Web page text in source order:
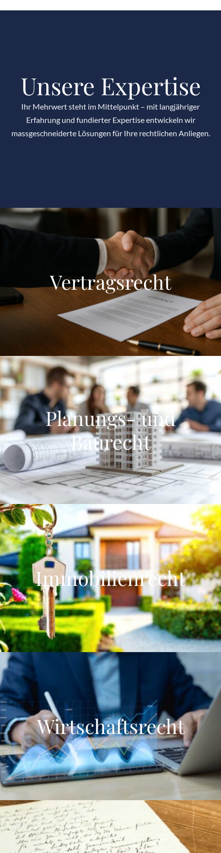
Unsere Expertise
Ihr Mehrwert steht im Mittelpunkt – mit langjähriger
Erfahrung und fundierter Expertise entwickeln wir
massgeschneiderte Lösungen für Ihre rechtlichen Anliegen.
Vertragsrecht
Planungs- und
Baurecht
Immobilienrecht
Wirtschaftsrecht